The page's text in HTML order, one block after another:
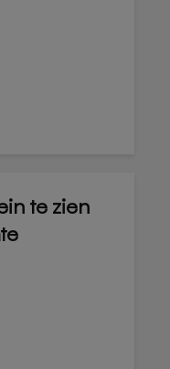
te zien